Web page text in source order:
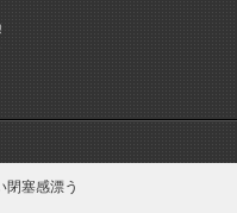
閉塞感漂う